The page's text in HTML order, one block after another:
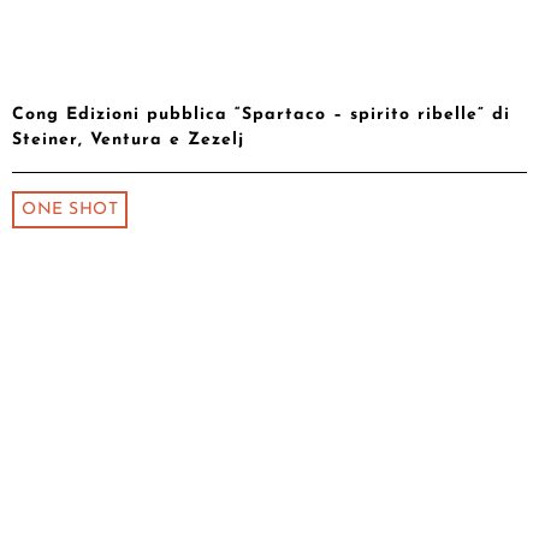
Cong Edizioni pubblica “Spartaco – spirito ribelle” di
Steiner, Ventura e Zezelj
ONE SHOT